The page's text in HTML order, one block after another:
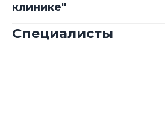
клинике"
Специалисты